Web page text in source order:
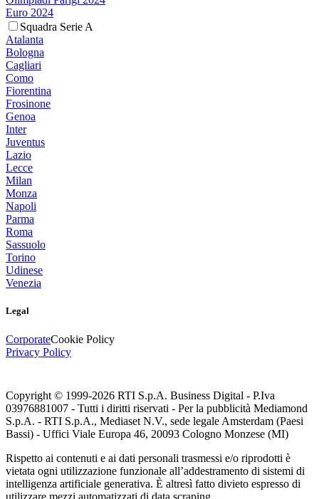
Euro 2024
Squadra Serie A
Atalanta
Bologna
Cagliari
Como
Fiorentina
Frosinone
Genoa
Inter
Juventus
Lazio
Lecce
Milan
Monza
Napoli
Parma
Roma
Sassuolo
Torino
Udinese
Venezia
Legal
CorporateCookie Policy
Privacy Policy
Copyright © 1999-2026 RTI S.p.A. Business Digital - P.Iva
03976881007 - Tutti i diritti riservati - Per la pubblicità Mediamond
S.p.A. - RTI S.p.A., Mediaset N.V., sede legale Amsterdam (Paesi
Bassi) - Uffici Viale Europa 46, 20093 Cologno Monzese (MI)
Rispetto ai contenuti e ai dati personali trasmessi e/o riprodotti è
vietata ogni utilizzazione funzionale all’addestramento di sistemi di
intelligenza artificiale generativa. È altresì fatto divieto espresso di
utilizzare mezzi automatizzati di data scraping.